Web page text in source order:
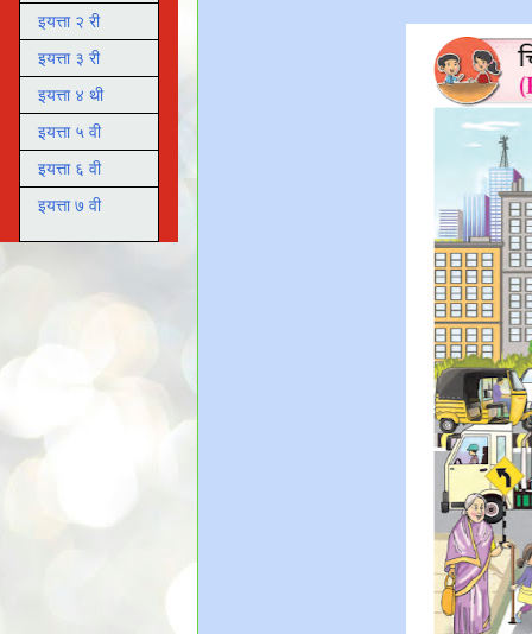
इयत्ता २ री
इयत्ता ३ री
इयत्ता ४ थी
इयत्ता ५ वी
इयत्ता ६ वी
इयत्ता ७ वी